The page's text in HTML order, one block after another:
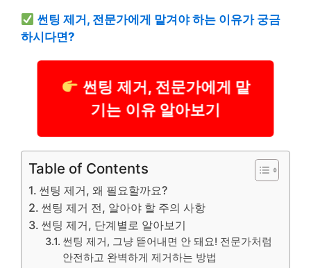
썬팅 제거, 전문가에게 맡겨야 하는 이유가 궁금
하시다면?
썬팅 제거, 전문가에게 맡
기는 이유 알아보기
Table of Contents
썬팅 제거, 왜 필요할까요?
썬팅 제거 전, 알아야 할 주의 사항
썬팅 제거, 단계별로 알아보기
썬팅 제거, 그냥 뜯어내면 안 돼요! 전문가처럼
안전하고 완벽하게 제거하는 방법